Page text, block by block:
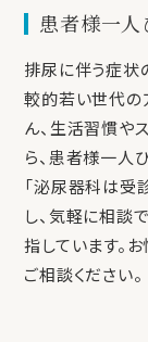
患者様一
排尿に伴う症状
較的若い世代の
ん、生活習慣や
ら、患者様一人
「泌尿器科は受
し、気軽に相談
指しています。
ご相談ください。